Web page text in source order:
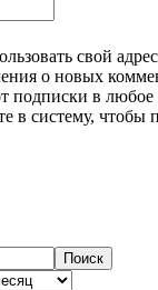
свой
о новых
подписки в любое
в систему, чтобы
Поиск